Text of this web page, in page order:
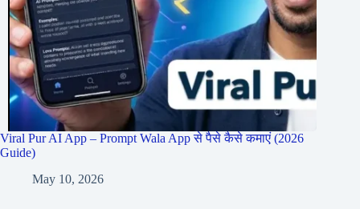
Viral Pur AI App – Prompt Wala App से पैसे कैसे कमाएं (2026
Guide)
May 10, 2026